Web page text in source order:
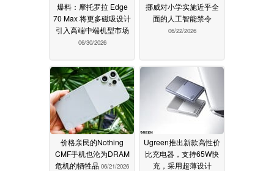
爆料：摩托罗拉 Edge
70 Max 将更多磁吸设计
引入高端中端机型市场
06/30/2026
挪威对小学实施近乎全
面的人工智能禁令
06/22/2026
价格亲民的Nothing
CMF手机也沦为DRAM
危机的牺牲品 06/21/2026
Ugreen推出新款高性价
比充电器，支持65W快
充，采用超薄设计